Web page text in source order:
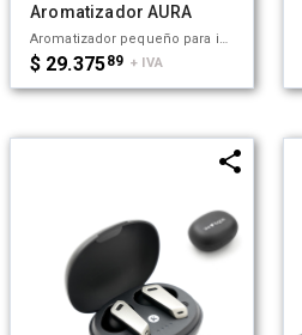
Aromatizador AURA
Aromatizador pequeño para interiores. Hecho a base de ABS y PP. Ideal para colocar en espacios cerrados y mantener un agradable aroma en el lugar. Kingtech.
$ 29.37589 + IVA